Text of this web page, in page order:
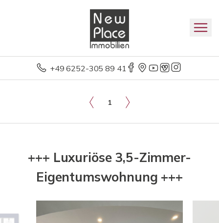
+49 6252-305 89 41
1
+++ Luxuriöse 3,5-Zimmer-
Eigentumswohnung +++